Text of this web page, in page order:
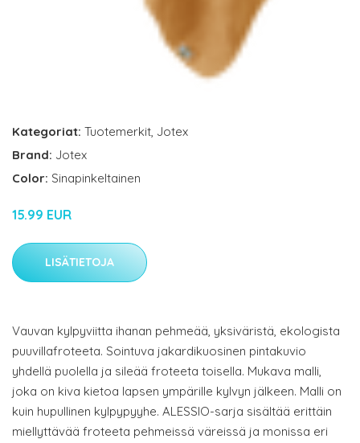
Kategoriat: Tuotemerkit, Jotex
Brand: Jotex
Color: Sinapinkeltainen
15.99 EUR
LISÄTIETOJA
Vauvan kylpyviitta ihanan pehmeää, yksiväristä, ekologista
puuvillafroteeta. Sointuva jakardikuosinen pintakuvio
yhdellä puolella ja sileää froteeta toisella. Mukava malli,
joka on kiva kietoa lapsen ympärille kylvyn jälkeen. Malli on
kuin hupullinen kylpypyyhe. ALESSIO-sarja sisältää erittäin
miellyttävää froteeta pehmeissä väreissä ja monissa eri